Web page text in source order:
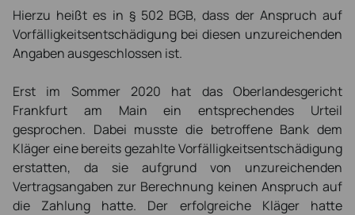
Hierzu heißt es in § 502 BGB, dass der Anspruch auf
Vorfälligkeitsentschädigung bei diesen unzureichenden
Angaben ausgeschlossen ist.
Erst im Sommer 2020 hat das Oberlandesgericht
Frankfurt am Main ein entsprechendes Urteil
gesprochen. Dabei musste die betroffene Bank dem
Kläger eine bereits gezahlte Vorfälligkeitsentschädigung
erstatten, da sie aufgrund von unzureichenden
Vertragsangaben zur Berechnung keinen Anspruch auf
die Zahlung hatte. Der erfolgreiche Kläger hatte